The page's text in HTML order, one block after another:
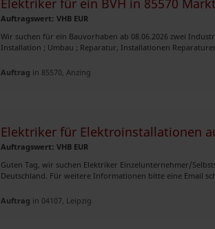
Auftragswert: VHB EUR
Wir suchen für ein Bauvorhaben ab 08.06.2026 zwei
Installation ; Umbau ; Reparatur, Installationen Reparaturen
Auftrag in 85570, Anzing
Elektriker für Elektroinstallationen
Auftragswert: VHB EUR
Guten Tag, wir suchen Elektriker Einzelunternehmer/
Deutschland. Für weitere Informationen bitte eine Email
Auftrag in 04107, Leipzig